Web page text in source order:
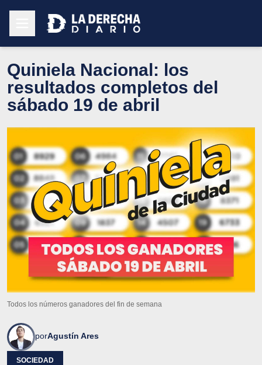
Quiniela Nacional: los
resultados completos del
sábado 19 de abril
Todos los números ganadores del fin de semana
porAgustín Ares
SOCIEDAD